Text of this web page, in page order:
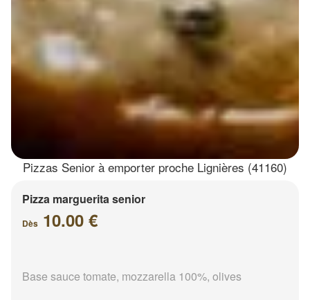
Pizzas Senior à emporter proche Lignières (41160)
Pizza marguerita senior
Dès 10.00 €
Base sauce tomate, mozzarella 100%, olives